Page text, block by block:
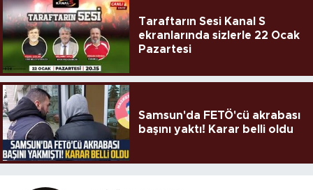
Taraftarın Sesi Kanal S
ekranlarında sizlerle 22 Ocak
Pazartesi
Samsun'da FETÖ'cü akrabası
başını yaktı! Karar belli oldu